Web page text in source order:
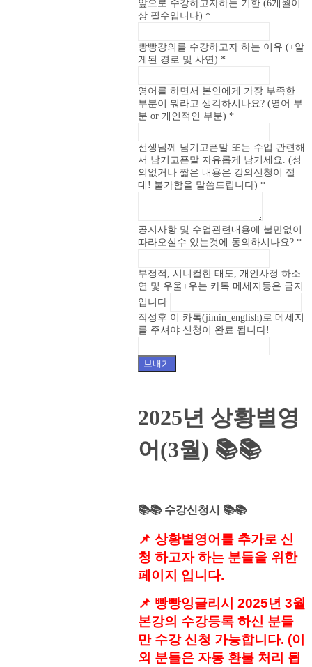
시
앞으로 수강하고자하는 기한 (6개월이
상 필수입니다) *
빵빵강의를 수강하고자 하는 이유 (+알
게된 경로 및 사연) *
영어를 하면서 본인에게 가장 부족한
부분이 뭐라고 생각하시나요? (영어 부
분 or 개인적인 부분) *
선생님께 남기고픈말 또는 수업 관련해
서 남기고픈말 자유롭게 남기세요. (성
의없거나 짧은 내용은 강의신청이 절
대! 불가함을 말씀드립니다) *
공지사항 및 수업관련내용에 불만없이
따라오실수 있는것에 동의하시나요? *
부정적, 시니컬한 태도, 개인사정 하소
연 및 우울+우는 카톡 메세지등은 금지
입니다.
작성후 이 카톡(jimin_english)로 메세지
를 주셔야 신청이 완료 됩니다!
보내기
2025년 상황별영
어(3월) 📚📚
📚📚 수강신청시 📚📚
📌 상황별영어를 추가로 신
청 하고자 하는 분들을 위한
페이지 입니다.
📌 빵빵잉글리시 2025년 3월
본강의 수강등록 하신 분들
만 수강 신청 가능합니다. (이
외 분들은 자동 환불 처리 됩